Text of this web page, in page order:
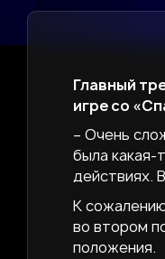
Главный
игре со
– Очень
была какая-
действиях.
К
во втором
положения.